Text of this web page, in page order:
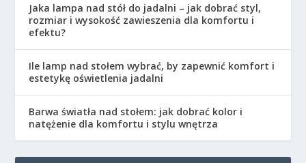
Jaka lampa nad stół do jadalni – jak dobrać styl,
rozmiar i wysokość zawieszenia dla komfortu i
efektu?
Ile lamp nad stołem wybrać, by zapewnić komfort i
estetykę oświetlenia jadalni
Barwa światła nad stołem: jak dobrać kolor i
natężenie dla komfortu i stylu wnętrza